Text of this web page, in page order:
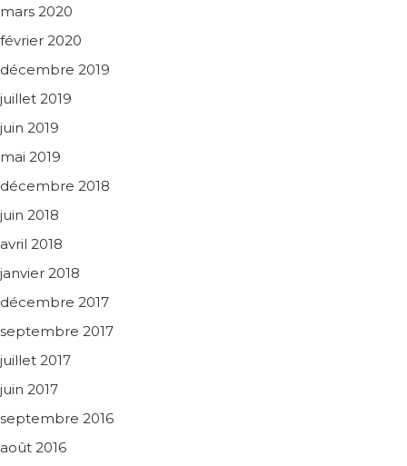
mars 2020
février 2020
décembre 2019
juillet 2019
juin 2019
mai 2019
décembre 2018
juin 2018
avril 2018
janvier 2018
décembre 2017
septembre 2017
juillet 2017
juin 2017
septembre 2016
août 2016